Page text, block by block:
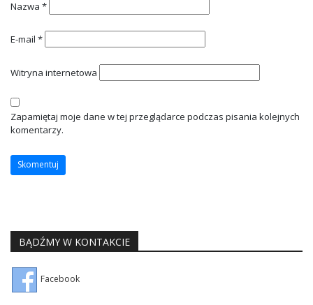
Nazwa *
E-mail *
Witryna internetowa
Zapamiętaj moje dane w tej przeglądarce podczas pisania kolejnych
komentarzy.
BĄDŹMY W KONTAKCIE
Facebook